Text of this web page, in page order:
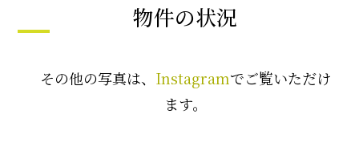
物件の状況
その他の写真は、 Instagramでご覧いただけ
ます。